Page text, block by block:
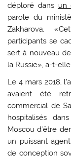
déploré dans un
parole du
Zakharova.
participants se
sert à nouveau
la Russie», a-t-
Le 4 mars 2018,
avaient été
commercial de
hospitalisés
Moscou d’être
un puissant
de conception